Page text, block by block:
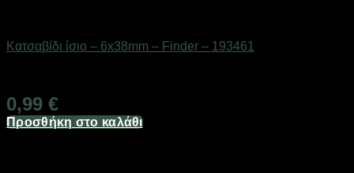
Κατσαβίδι ίσιο – 6x38mm – Finder – 193461
0,99 €
Προσθήκη στο καλάθι